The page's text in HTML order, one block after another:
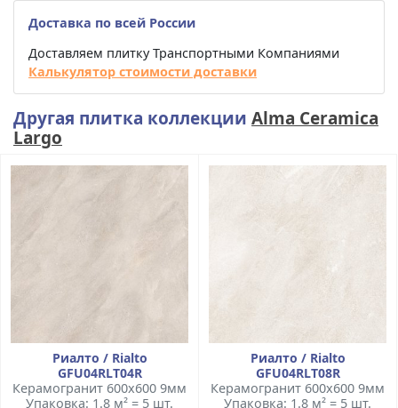
Доставка по всей России
Доставляем плитку Транспортными Компаниями
Калькулятор стоимости доставки
Другая плитка коллекции Alma Ceramica
Largo
Риалто / Rialto
GFU04RLT04R
Керамогранит 600x600 9мм
Упаковка: 1.8 м² = 5 шт.
Риалто / Rialto
GFU04RLT08R
Керамогранит 600x600 9мм
Упаковка: 1.8 м² = 5 шт.